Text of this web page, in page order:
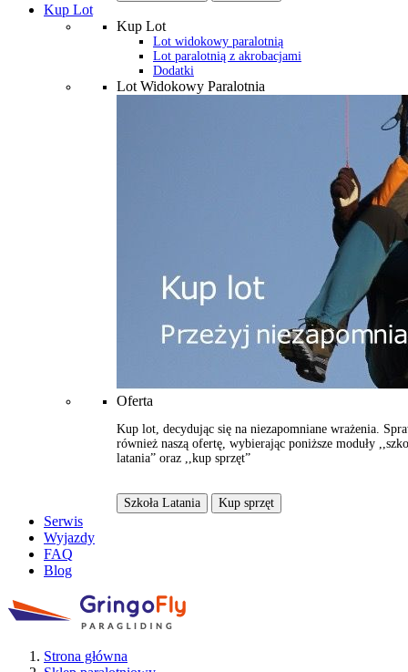
Kup Lot
Kup Lot
Lot widokowy paralotnią
Lot paralotnią z akrobacjami
Dodatki
Lot Widokowy Paralotnia
Oferta
Kup lot, decydując się na niezapomniane wrażenia.
również naszą ofertę, wybierając poniższe moduły
latania” oraz ,,kup sprzęt”
Szkoła Latania Kup sprzęt
Serwis
Wyjazdy
FAQ
Blog
Strona główna